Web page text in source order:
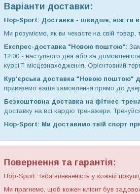
Варіанти доставки:
Hop-Sport: Доставка - швидше, ніж ти
Ми розуміємо, як ви чекаєте на свій
Експрес-доставка "Новою поштою":
12:00 - наступного дня або за
курсі її місцезнаходження. Орієнтовний
Кур'єрська доставка "Новою поштою"
привеземо ваше замовлення прямо до
Безкоштовна доставка на фітнес-
доставку на всі кардіо тренажери.
Hop-Sport: Ми доставимо твій спорт
Повернення та гарантія:
Hop-Sport: Твоя впевненість у кожній
Ми прагнемо, щоб кожен клієнт був